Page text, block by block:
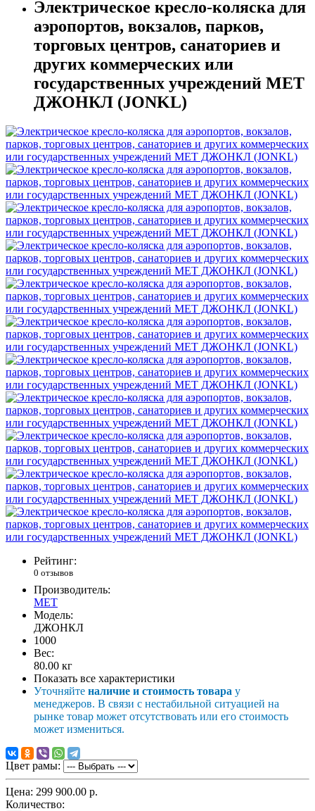
Электрическое кресло-коляска для
аэропортов, вокзалов, парков,
торговых центров, санаториев и
других коммерческих или
государственных учреждений MET
ДЖОНКЛ (JONKL)
Рейтинг:
0 отзывов
Производитель:
MET
Модель:
ДЖОНКЛ
1000
Вес:
80.00 кг
Показать все характеристики
Уточняйте наличие и стоимость товара у
менеджеров. В связи с нестабильной ситуацией на
рынке товар может отсутствовать или его стоимость
может измениться.
Цвет рамы:
Цена: 299 900.00 р.
Количество: